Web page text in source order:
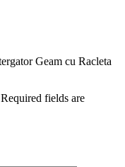
Geam cu Racleta
fields are